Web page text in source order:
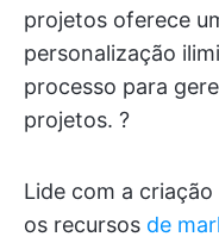
projetos oferece
personalização
processo para
projetos. ?
Lide com a
os recursos de